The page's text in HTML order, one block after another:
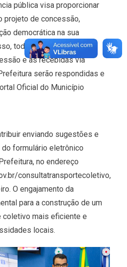
pública visa proporcionar
projeto de concessão,
democrática na sua
todas as contribuições
e as recebidas via
serão respondidas e
Oficial do Município
enviando sugestões e
formulário eletrônico
no endereço
consultatransportecoletivo,
O engajamento da
para a construção de um
mais eficiente e
locais.